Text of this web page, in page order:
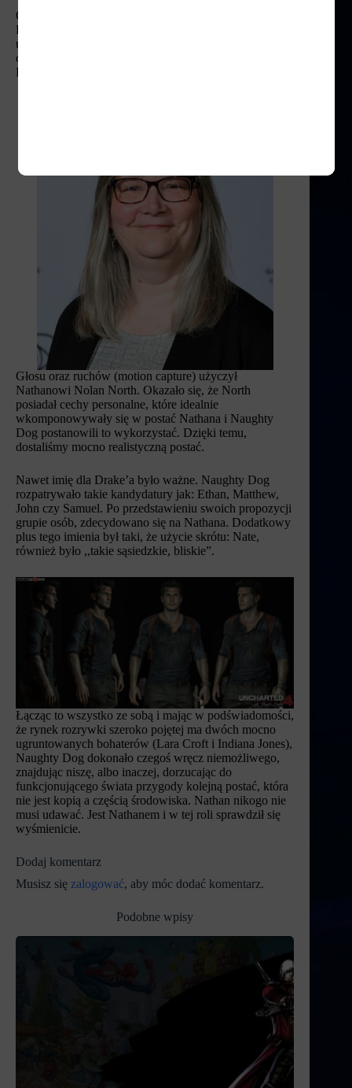
Osobą odpowiedzialną za postać Nathana była Amy
Hennig, która bądź co bądź stworzyła Nathana. Bardzo
utalentowana Pani scenarzystka i reżyserka
odpowiadająca m.in. za Legacy of Cain oraz Jak and
Dexter.
Głosu oraz ruchów (motion capture) użyczył
Nathanowi Nolan North. Okazało się, że North
posiadał cechy personalne, które idealnie
wkomponowywały się w postać Nathana i Naughty
Dog postanowili to wykorzystać. Dzięki temu,
dostaliśmy mocno realistyczną postać.
Nawet imię dla Drake’a było ważne. Naughty Dog
rozpatrywało takie kandydatury jak: Ethan, Matthew,
John czy Samuel. Po przedstawieniu swoich propozycji
grupie osób, zdecydowano się na Nathana. Dodatkowy
plus tego imienia był taki, że użycie skrótu: Nate,
również było ,,takie sąsiedzkie, bliskie”.
Łącząc to wszystko ze sobą i mając w podświadomości,
że rynek rozrywki szeroko pojętej ma dwóch mocno
ugruntowanych bohaterów (Lara Croft i Indiana Jones),
Naughty Dog dokonało czegoś wręcz niemożliwego,
znajdując niszę, albo inaczej, dorzucając do
funkcjonującego świata przygody kolejną postać, która
nie jest kopią a częścią środowiska. Nathan nikogo nie
musi udawać. Jest Nathanem i w tej roli sprawdził się
wyśmienicie.
Dodaj komentarz
Musisz się zalogować, aby móc dodać komentarz.
Podobne wpisy